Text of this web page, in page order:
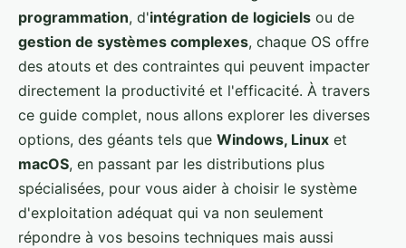
programmation, d'intégration de logiciels ou de
gestion de systèmes complexes, chaque OS offre
des atouts et des contraintes qui peuvent impacter
directement la productivité et l'efficacité. À travers
ce guide complet, nous allons explorer les diverses
options, des géants tels que Windows, Linux et
macOS, en passant par les distributions plus
spécialisées, pour vous aider à choisir le système
d'exploitation adéquat qui va non seulement
répondre à vos besoins techniques mais aussi